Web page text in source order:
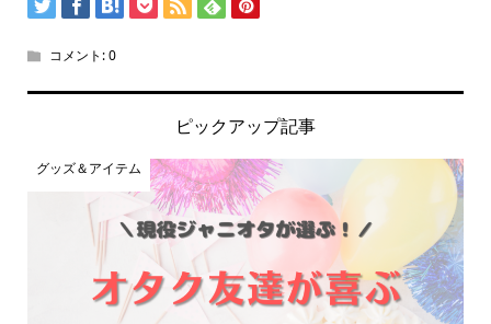
コメント:0
ピックアップ記事
グッズ＆アイテム